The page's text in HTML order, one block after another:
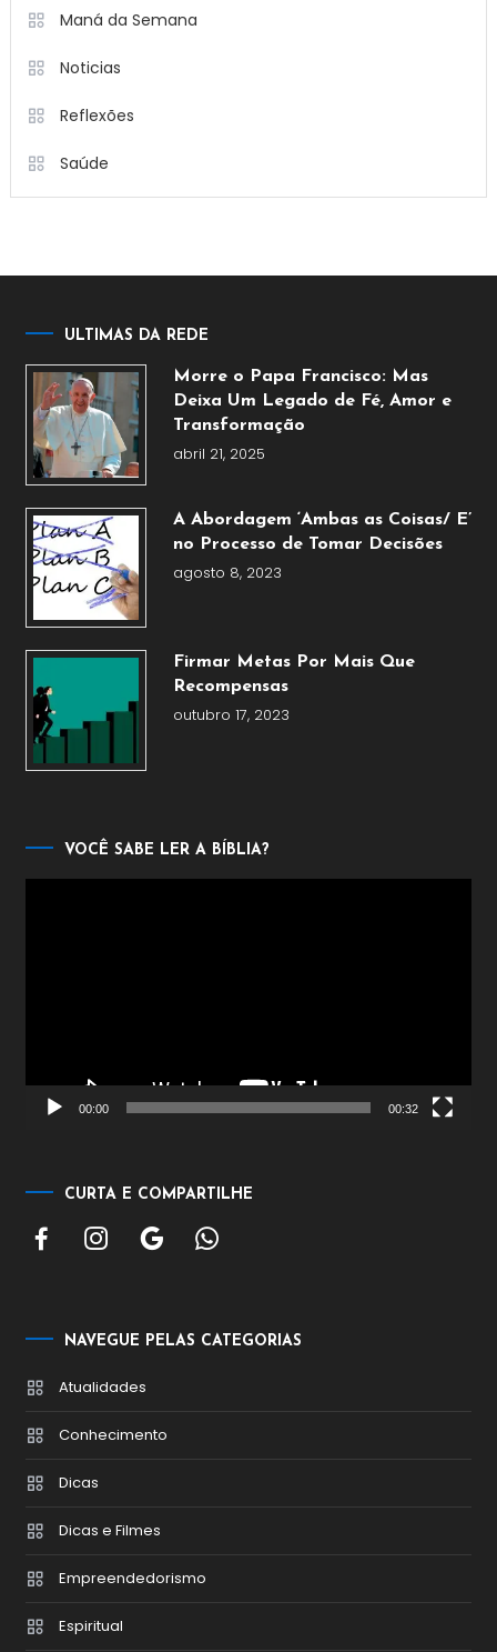
Maná da Semana
Noticias
Reflexões
Saúde
ULTIMAS DA REDE
Morre o Papa Francisco: Mas
Deixa Um Legado de Fé, Amor e
Transformação
abril 21, 2025
A Abordagem ‘Ambas as Coisas/ E’
no Processo de Tomar Decisões
agosto 8, 2023
Firmar Metas Por Mais Que
Recompensas
outubro 17, 2023
VOCÊ SABE LER A BÍBLIA?
00:00 00:32
CURTA E COMPARTILHE
NAVEGUE PELAS CATEGORIAS
Atualidades
Conhecimento
Dicas
Dicas e Filmes
Empreendedorismo
Espiritual